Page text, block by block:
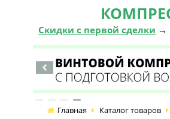
Скидки с первой сделки →
Главная Каталог товаров